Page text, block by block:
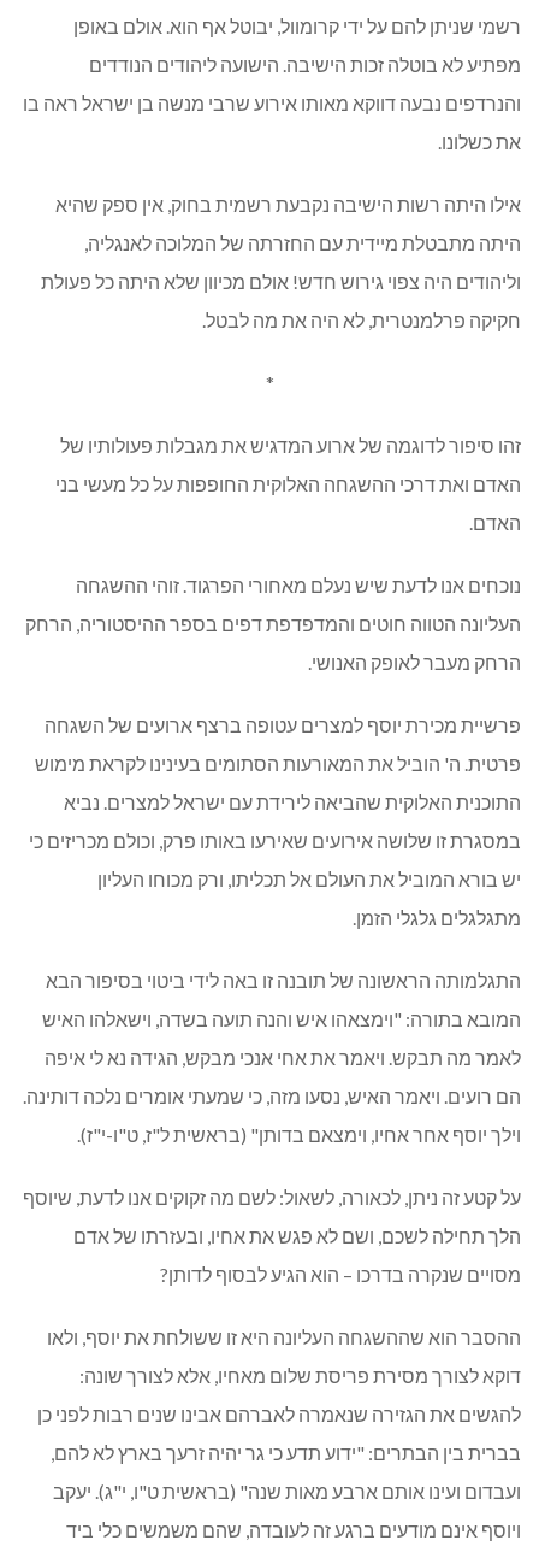
רשמי שניתן להם על ידי קרומוול, יבוטל אף הוא. אולם באופן
מפתיע לא בוטלה זכות הישיבה. הישועה ליהודים הנודדים
והנרדפים נבעה דווקא מאותו אירוע שרבי מנשה בן ישראל ראה בו
את כשלונו.
אילו היתה רשות הישיבה נקבעת רשמית בחוק, אין ספק שהיא
היתה מתבטלת מיידית עם החזרתה של המלוכה לאנגליה,
וליהודים היה צפוי גירוש חדש! אולם מכיוון שלא היתה כל פעולת
חקיקה פרלמנטרית, לא היה את מה לבטל.
*
זהו סיפור לדוגמה של ארוע המדגיש את מגבלות פעולותיו של
האדם ואת דרכי ההשגחה האלוקית החופפות על כל מעשי בני
האדם.
נוכחים אנו לדעת שיש נעלם מאחורי הפרגוד. זוהי ההשגחה
העליונה הטווה חוטים והמדפדפת דפים בספר ההיסטוריה, הרחק
הרחק מעבר לאופק האנושי.
פרשיית מכירת יוסף למצרים עטופה ברצף ארועים של השגחה
פרטית. ה' הוביל את המאורעות הסתומים בעינינו לקראת מימוש
התוכנית האלוקית שהביאה לירידת עם ישראל למצרים. נביא
במסגרת זו שלושה אירועים שאירעו באותו פרק, וכולם מכריזים כי
יש בורא המוביל את העולם אל תכליתו, ורק מכוחו העליון
מתגלגלים גלגלי הזמן.
התגלמותה הראשונה של תובנה זו באה לידי ביטוי בסיפור הבא
המובא בתורה: "וימצאהו איש והנה תועה בשדה, וישאלהו האיש
לאמר מה תבקש. ויאמר את אחי אנכי מבקש, הגידה נא לי איפה
הם רועים. ויאמר האיש, נסעו מזה, כי שמעתי אומרים נלכה דותינה.
וילך יוסף אחר אחיו, וימצאם בדותן" (בראשית ל"ז, ט"ו-י"ז).
על קטע זה ניתן, לכאורה, לשאול: לשם מה זקוקים אנו לדעת, שיוסף
הלך תחילה לשכם, ושם לא פגש את אחיו, ובעזרתו של אדם
מסויים שנקרה בדרכו – הוא הגיע לבסוף לדותן?
ההסבר הוא שההשגחה העליונה היא זו ששולחת את יוסף, ולאו
דוקא לצורך מסירת פריסת שלום מאחיו, אלא לצורך שונה:
להגשים את הגזירה שנאמרה לאברהם אבינו שנים רבות לפני כן
בברית בין הבתרים: "ידוע תדע כי גר יהיה זרעך בארץ לא להם,
ועבדום ועינו אותם ארבע מאות שנה" (בראשית ט"ו, י"ג). יעקב
ויוסף אינם מודעים ברגע זה לעובדה, שהם משמשים כלי ביד